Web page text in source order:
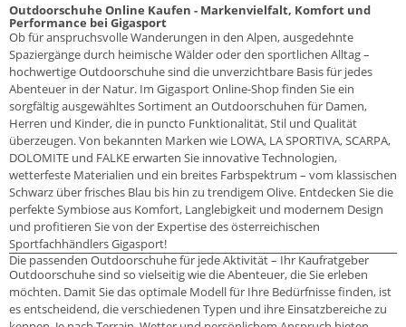
Outdoorschuhe Online Kaufen - Markenvielfalt, Komfort und
Performance bei Gigasport
Ob für anspruchsvolle Wanderungen in den Alpen, ausgedehnte
Spaziergänge durch heimische Wälder oder den sportlichen Alltag –
hochwertige Outdoorschuhe sind die unverzichtbare Basis für jedes
Abenteuer in der Natur. Im Gigasport Online-Shop finden Sie ein
sorgfältig ausgewähltes Sortiment an Outdoorschuhen für Damen,
Herren und Kinder, die in puncto Funktionalität, Stil und Qualität
überzeugen. Von bekannten Marken wie LOWA, LA SPORTIVA, SCARPA,
DOLOMITE und FALKE erwarten Sie innovative Technologien,
wetterfeste Materialien und ein breites Farbspektrum – vom klassischen
Schwarz über frisches Blau bis hin zu trendigem Olive. Entdecken Sie die
perfekte Symbiose aus Komfort, Langlebigkeit und modernem Design
und profitieren Sie von der Expertise des österreichischen
Sportfachhändlers Gigasport!
Die passenden Outdoorschuhe für jede Aktivität – Ihr Kaufratgeber
Outdoorschuhe sind so vielseitig wie die Abenteuer, die Sie erleben
möchten. Damit Sie das optimale Modell für Ihre Bedürfnisse finden, ist
es entscheidend, die verschiedenen Typen und ihre Einsatzbereiche zu